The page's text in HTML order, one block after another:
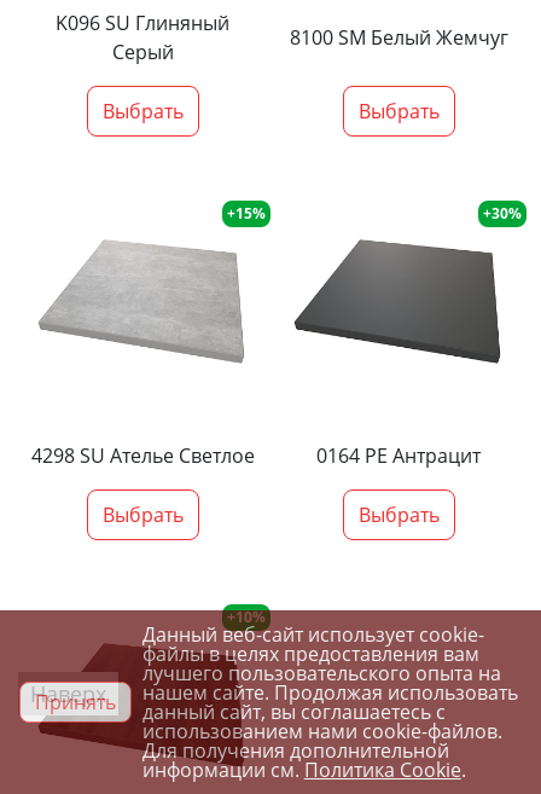
K096 SU Глиняный
Серый
Выбрать
8100 SM Белый Жемчуг
Выбрать
+15%
4298 SU Ателье Светлое
Выбрать
+30%
0164 PE Антрацит
Выбрать
+10%
Наверх
Принять
Данный веб-сайт использует cookie-
файлы в целях предоставления вам
лучшего пользовательского опыта на
нашем сайте. Продолжая использовать
данный сайт, вы соглашаетесь с
использованием нами cookie-файлов.
Для получения дополнительной
информации см.Политика Cookie.